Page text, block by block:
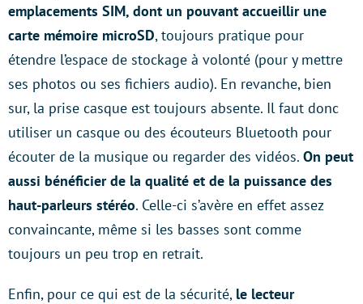
emplacements SIM, dont un pouvant accueillir une
carte mémoire microSD, toujours pratique pour
étendre l’espace de stockage à volonté (pour y mettre
ses photos ou ses fichiers audio). En revanche, bien
sur, la prise casque est toujours absente. Il faut donc
utiliser un casque ou des écouteurs Bluetooth pour
écouter de la musique ou regarder des vidéos. On peut
aussi bénéficier de la qualité et de la puissance des
haut-parleurs stéréo. Celle-ci s’avère en effet assez
convaincante, même si les basses sont comme
toujours un peu trop en retrait.
Enfin, pour ce qui est de la sécurité, le lecteur